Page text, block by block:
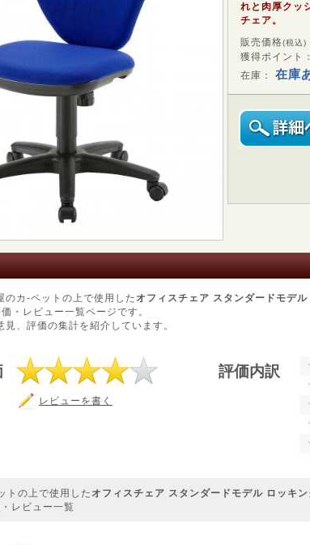
れと肉厚クッ
チェア。
販売価格(税込)
獲得ポイント
在庫： 在庫
のカ-ペットの上で使用した オフィスチェア スタンダードモデ
・レビュー一覧ページです。
見、評価の集計を紹介しています。
レビューを書く
評価内訳
トの上で使用した オフィスチェア スタンダードモデル ロッキ
レビュー一覧